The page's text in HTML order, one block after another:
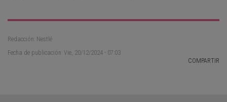
Redacción: Nestlé
Fecha de publicación: Vie, 20/12/2024 - 07:03
COMPARTIR